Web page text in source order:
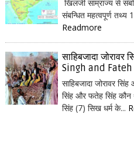
खिलजी साम्राज्य से
संबन्धित महत्वपूर्ण
Readmore
साहिबजादा
Singh and
साहिबजादा जोरावर
सिंह और फतेह सिंह कौन
सिंह (7) सिख धर्म के...